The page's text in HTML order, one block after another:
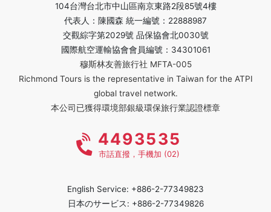
104台灣台北市中山區南京東路2段85號4樓
代表人：陳國森 統一編號：22888987
交觀綜字第2029號 品保協會北0030號
國際航空運輸協會會員編號：34301061
穆斯林友善旅行社 MFTA-005
Richmond Tours is the representative in Taiwan for the ATPI
global travel network.
本公司已獲得環境部銀級環保旅行業認證標章
4493535
市話直撥，手機加 (02)
English Service: +886-2-77349823
日本のサービス: +886-2-77349826